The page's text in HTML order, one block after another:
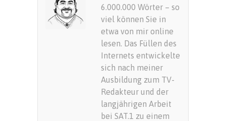
6.000.000 Wörter – so
viel können Sie in
etwa von mir online
lesen. Das Füllen des
Internets entwickelte
sich nach meiner
Ausbildung zum TV-
Redakteur und der
langjährigen Arbeit
bei SAT.1 zu einem